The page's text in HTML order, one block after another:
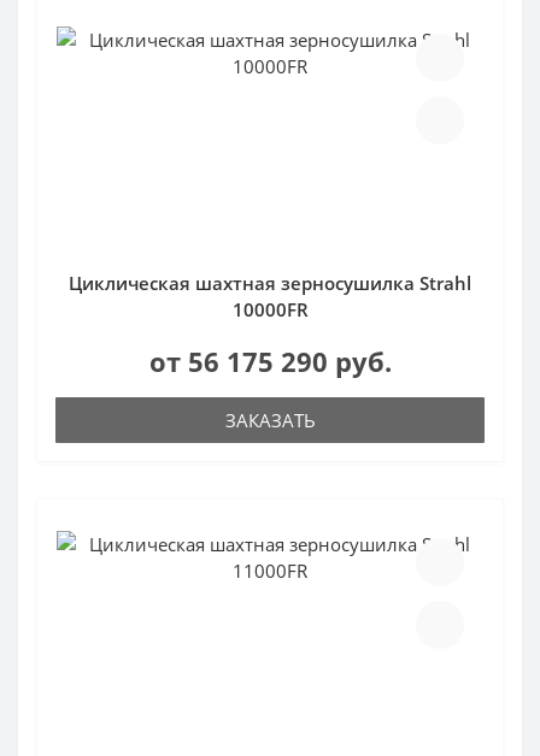
Циклическая шахтная зерносушилка Strahl
10000FR
от 56 175 290 руб.
ЗАКАЗАТЬ